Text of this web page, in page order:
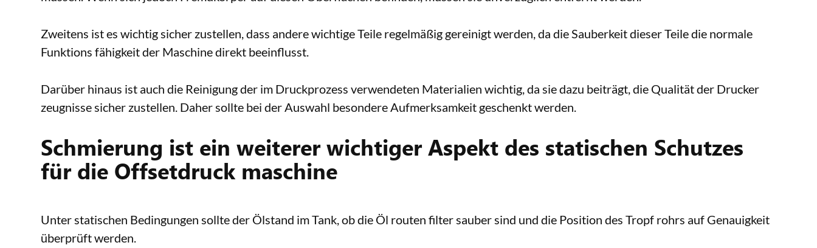
Zweitens ist es wichtig sicher zustellen, dass andere wichtige Teile regelmäßig gereinigt werden, da die Sauberkeit dieser Teile die normale
Funktions fähigkeit der Maschine direkt beeinflusst.
Darüber hinaus ist auch die Reinigung der im Druckprozess verwendeten Materialien wichtig, da sie dazu beiträgt, die Qualität der Drucker
zeugnisse sicher zustellen. Daher sollte bei der Auswahl besondere Aufmerksamkeit geschenkt werden.
Schmierung ist ein weiterer wichtiger Aspekt des statischen Schutzes
für die Offsetdruck maschine
Unter statischen Bedingungen sollte der Ölstand im Tank, ob die Öl routen filter sauber sind und die Position des Tropf rohrs auf Genauigkeit
überprüft werden.